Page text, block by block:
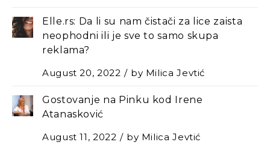
Elle.rs: Da li su nam čistači za lice zaista
neophodni ili je sve to samo skupa
reklama?
August 20, 2022
by Milica Jevtić
Gostovanje na Pinku kod Irene
Atanasković
August 11, 2022
by Milica Jevtić